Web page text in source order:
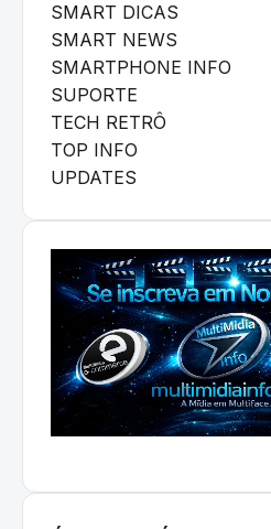
SMART DICAS
SMART NEWS
SMARTPHONE INFO
SUPORTE
TECH RETRÔ
TOP INFO
UPDATES